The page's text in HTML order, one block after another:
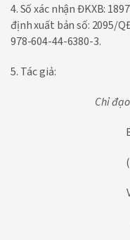
4. Số xác nhận ĐKXB:
định xuất bản số: 2095/
978-604-44-6380-3.
5. Tác giả:
Chỉ